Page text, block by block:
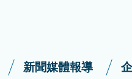
新聞媒體報導